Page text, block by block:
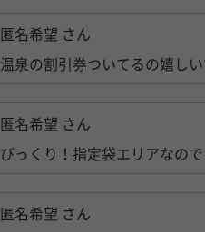
匿名希望 さん
温泉の割引券ついてるの嬉しい
匿名希望 さん
びっくり！指定袋エリアなの
匿名希望 さん